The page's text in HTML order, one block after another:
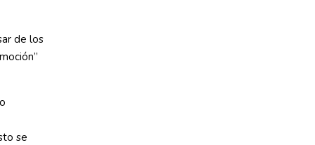
de los
se